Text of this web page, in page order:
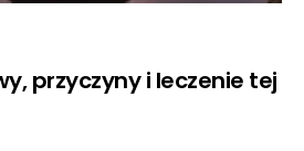
przyczyny i leczenie tej